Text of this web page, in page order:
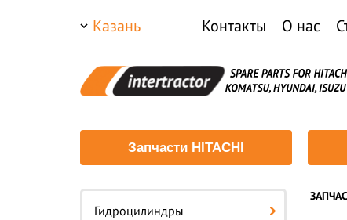
Казань Контакты О нас
Запчасти HITACHI
Гидроцилиндры